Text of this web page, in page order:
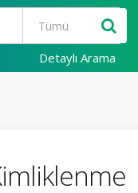
Detaylı Arama